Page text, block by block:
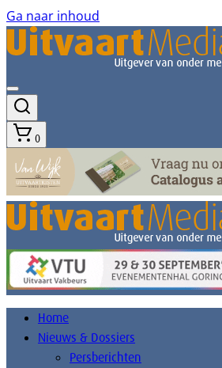
Ga naar inhoud
0
Home
Nieuws & Dossiers
Persberichten